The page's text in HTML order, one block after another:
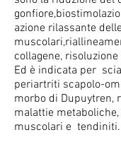
azione rilassante
collagene,
Ed è indicata per
periartriti scapolo-
morbo di Dupuytren,
malattie
muscolari e tendiniti.​